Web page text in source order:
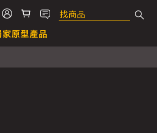
家原型產品